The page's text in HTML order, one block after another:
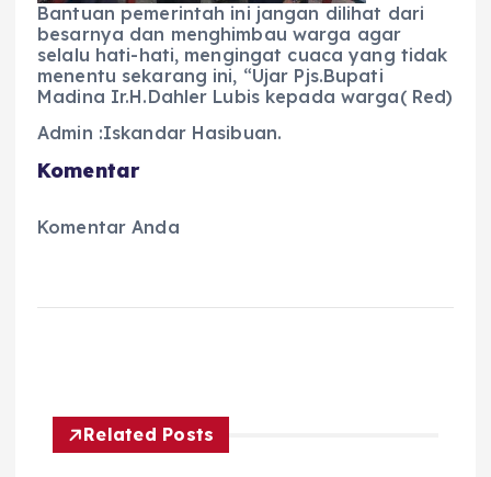
Bantuan pemerintah ini jangan dilihat dari
besarnya dan menghimbau warga agar
selalu hati-hati, mengingat cuaca yang tidak
menentu sekarang ini, “Ujar Pjs.Bupati
Madina Ir.H.Dahler Lubis kepada warga( Red)
Admin :Iskandar Hasibuan.
Komentar
Komentar Anda
Related Posts